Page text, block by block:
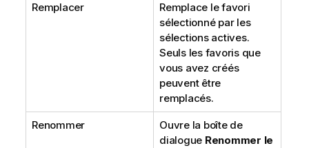
Remplacer
Remplace le favori
sélectionné par les
sélections actives.
Seuls les favoris que
vous avez créés
peuvent être
remplacés.
Renommer
Ouvre la boîte de
dialogue Renommer le